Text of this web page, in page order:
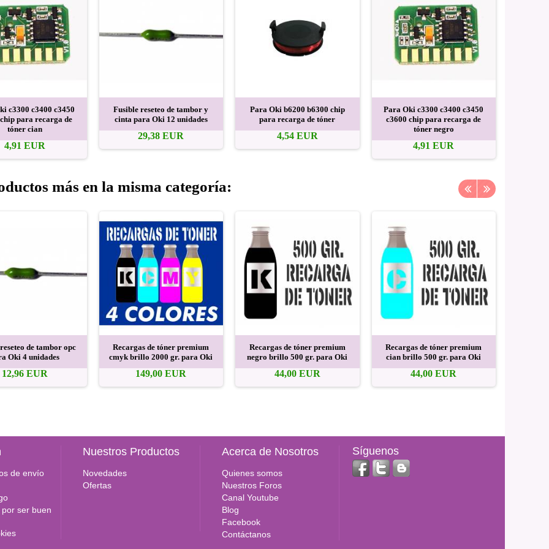
c3300 c3400 c3450
para recarga de
tóner cian
4,91 EUR
Fusible reseteo de tambor y
cinta para Oki 12 unidades
29,38 EUR
Para Oki b6200 b6300 chip
para recarga de tóner
4,54 EUR
Para Oki c3300 c3400 c3450
c3600 chip para recarga de
tóner negro
4,91 EUR
más en la misma categoría:
de tambor opc
Oki 4 unidades
12,96 EUR
Recargas de tóner premium
cmyk brillo 2000 gr. para Oki
149,00 EUR
Recargas de tóner premium
negro brillo 500 gr. para Oki
44,00 EUR
Recargas de tóner premium
cian brillo 500 gr. para Oki
44,00 EUR
de envío
ser buen
Nuestros Productos
Novedades
Ofertas
Acerca de Nosotros
Quienes somos
Nuestros Foros
Canal Youtube
Blog
Facebook
Contáctanos
Síguenos